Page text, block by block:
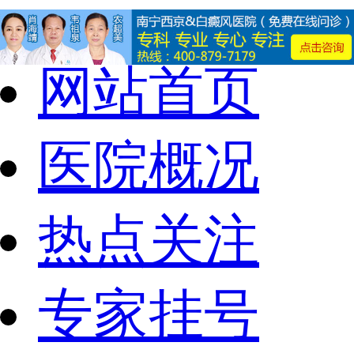
网站首页
医院概况
热点关注
专家挂号